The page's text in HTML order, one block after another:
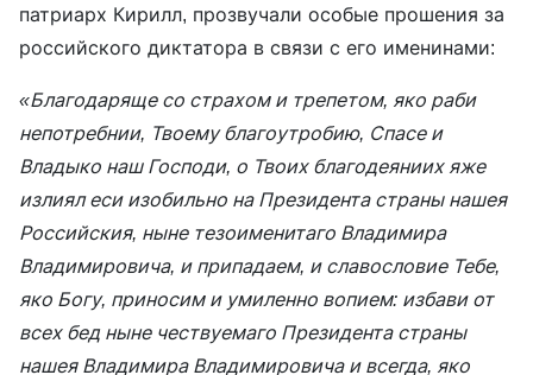
патриарх Кирилл, прозвучали особые прошения за
российского диктатора в связи с его именинами:
«Благодаряще со страхом и трепетом, яко раби
непотребнии, Твоему благоутробию, Спасе и
Владыко наш Господи, о Твоих благодеяниих яже
излиял еси изобильно на Президента страны нашея
Российския, ныне тезоименитаго Владимира
Владимировича, и припадаем, и славословие Тебе,
яко Богу, приносим и умиленно вопием: избави от
всех бед ныне чествуемаго Президента страны
нашея Владимира Владимировича и всегда, яко